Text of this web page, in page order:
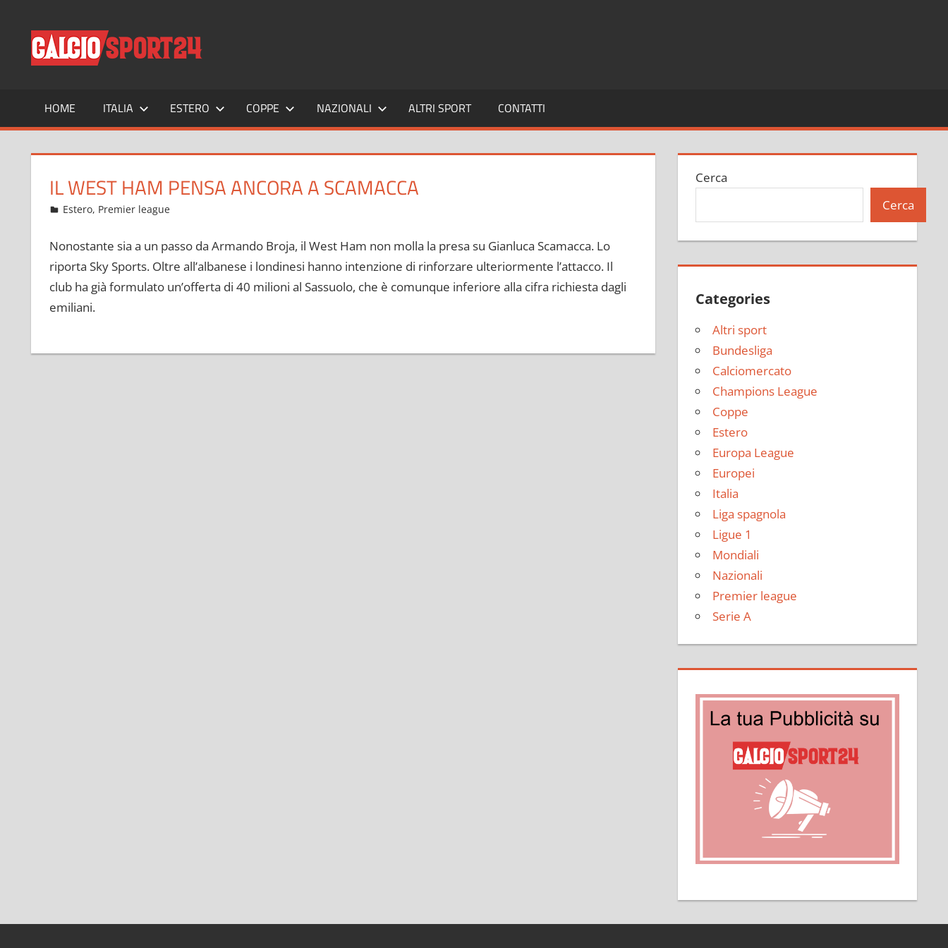
contenuto
Tutto
sul
mondo
calcio
e
HOME ITALIA ESTERO COPPE NAZIONALI ALTRI SPORT CONTATTI
IL WEST HAM PENSA ANCORA A SCAMACCA
Luglio 19, 2022
admin
Estero, Premier league
Nonostante sia a un passo da Armando Broja, il West Ham non molla la presa su Gianluca Scamacca. Lo
riporta Sky Sports. Oltre all’albanese i londinesi hanno intenzione di rinforzare ulteriormente l’attacco. Il
club ha già formulato un’offerta di 40 milioni al Sassuolo, che è comunque inferiore alla cifra richiesta dagli
emiliani.
Cerca
Cerca
Categories
Altri sport
Bundesliga
Calciomercato
Champions League
Coppe
Estero
Europa League
Europei
Italia
Liga spagnola
Ligue 1
Mondiali
Nazionali
Premier league
Serie A